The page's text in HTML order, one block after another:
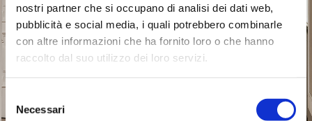
nostri partner che si occupano di analisi dei dati web,
pubblicità e social media, i quali potrebbero combinarle
con altre informazioni che ha fornito loro o che hanno
raccolto dal suo utilizzo dei loro servizi.
delNecessari